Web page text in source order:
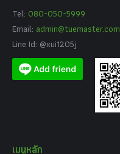
Tel: 080-050-5999
Email: admin@tuemaster.com
Line Id: @xui1205j
เมนูหลัก